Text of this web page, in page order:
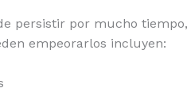
persistir por mucho
empeorarlos incluyen: